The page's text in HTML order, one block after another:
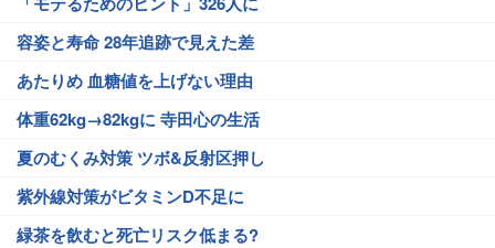
容姿と寿命 28年追跡で見えた差
あたりめ 血糖値を上げない理由
体重62kg→82kgに 寺田心の生活
夏のむくみ対策 ツボ&反射区押し
紫外線対策がビタミンD不足に
緑茶を飲むと死亡リスク低まる?